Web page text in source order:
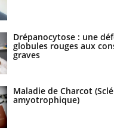
Drépanocytose : une
globules rouges aux
graves
Maladie de Charcot
amyotrophique)